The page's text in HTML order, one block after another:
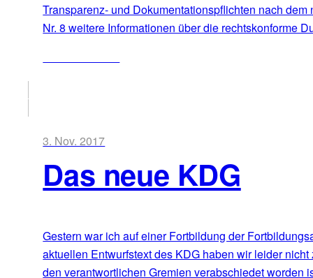
Transparenz- und Dokumentationspflichten nach
Nr. 8 weitere Informationen über die rechtskonforme
3. Nov. 2017
Das neue KDG
Gestern war ich auf einer Fortbildung der
aktuellen Entwurfstext des KDG haben wir leider
den verantwortlichen Gremien verabschiedet